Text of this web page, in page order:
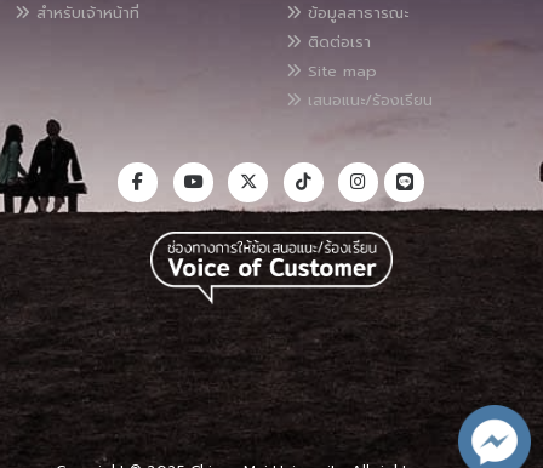
สำหรับเจ้าหน้าที่
ข้อมูลสาธารณะ
ติดต่อเรา
Site map
เสนอแนะ/ร้องเรียน